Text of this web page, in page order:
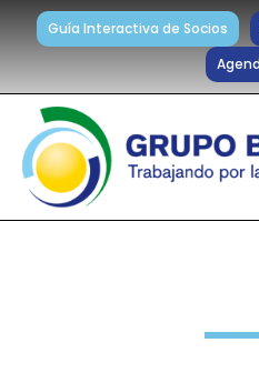
Guía Interactiva de Socios